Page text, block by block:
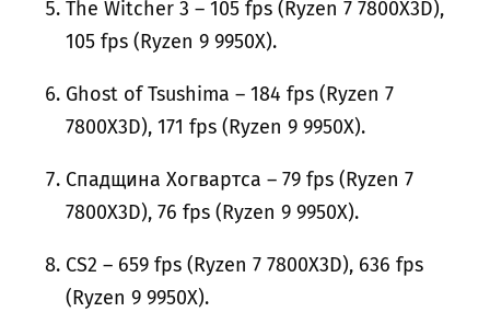
The Witcher 3 – 105 fps (Ryzen 7 7800X3D),
105 fps (Ryzen 9 9950X).
Ghost of Tsushima – 184 fps (Ryzen 7
7800X3D), 171 fps (Ryzen 9 9950X).
Спадщина Хогвартса – 79 fps (Ryzen 7
7800X3D), 76 fps (Ryzen 9 9950X).
CS2 – 659 fps (Ryzen 7 7800X3D), 636 fps
(Ryzen 9 9950X).